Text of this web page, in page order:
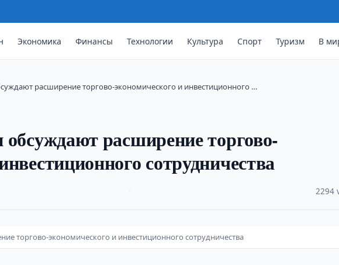
Экономика Финансы Технологии Культура Спорт Туризм В
расширение торгово-экономического и инвестиционного …
расширение торгово-
сотрудничества
2294
торгово-экономического и инвестиционного сотрудничества